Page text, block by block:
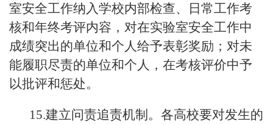
室安全工作纳入学校内部检查、日常工作考
核和年终考评内容，对在实验室安全工作中
成绩突出的单位和个人给予表彰奖励；对未
能履职尽责的单位和个人，在考核评价中予
以批评和惩处。
15.建立问责追责机制。各高校要对发生的